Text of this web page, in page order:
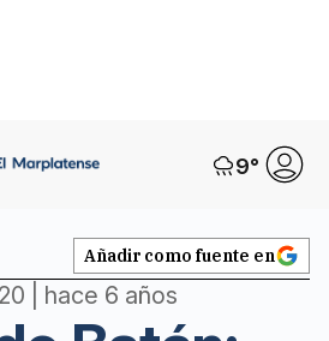
9°
Añadir como fuente en
| hace 6 años